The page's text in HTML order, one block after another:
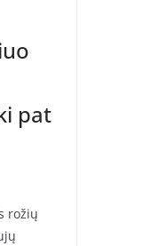
pat
rožių